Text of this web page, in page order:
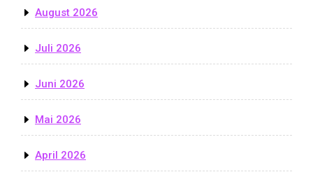
August 2026
Juli 2026
Juni 2026
Mai 2026
April 2026